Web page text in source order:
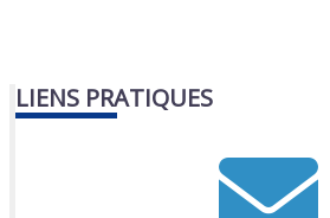
LIENS PRATIQUES